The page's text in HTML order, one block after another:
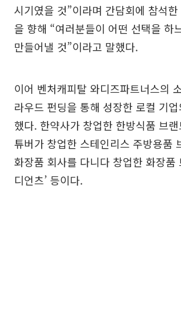
시기였을 것”이라며 간담회에 참석
을 향해 “여러분들이 어떤 선택을 하
만들어낼 것”이라고 말했다.
이어 벤처캐피탈 와디즈파트너스의
라우드 펀딩을 통해 성장한 로컬 기
했다. 한약사가 창업한 한방식품 브랜
튜버가 창업한 스테인리스 주방용품
화장품 회사를 다니다 창업한 화장품
디언츠’ 등이다.